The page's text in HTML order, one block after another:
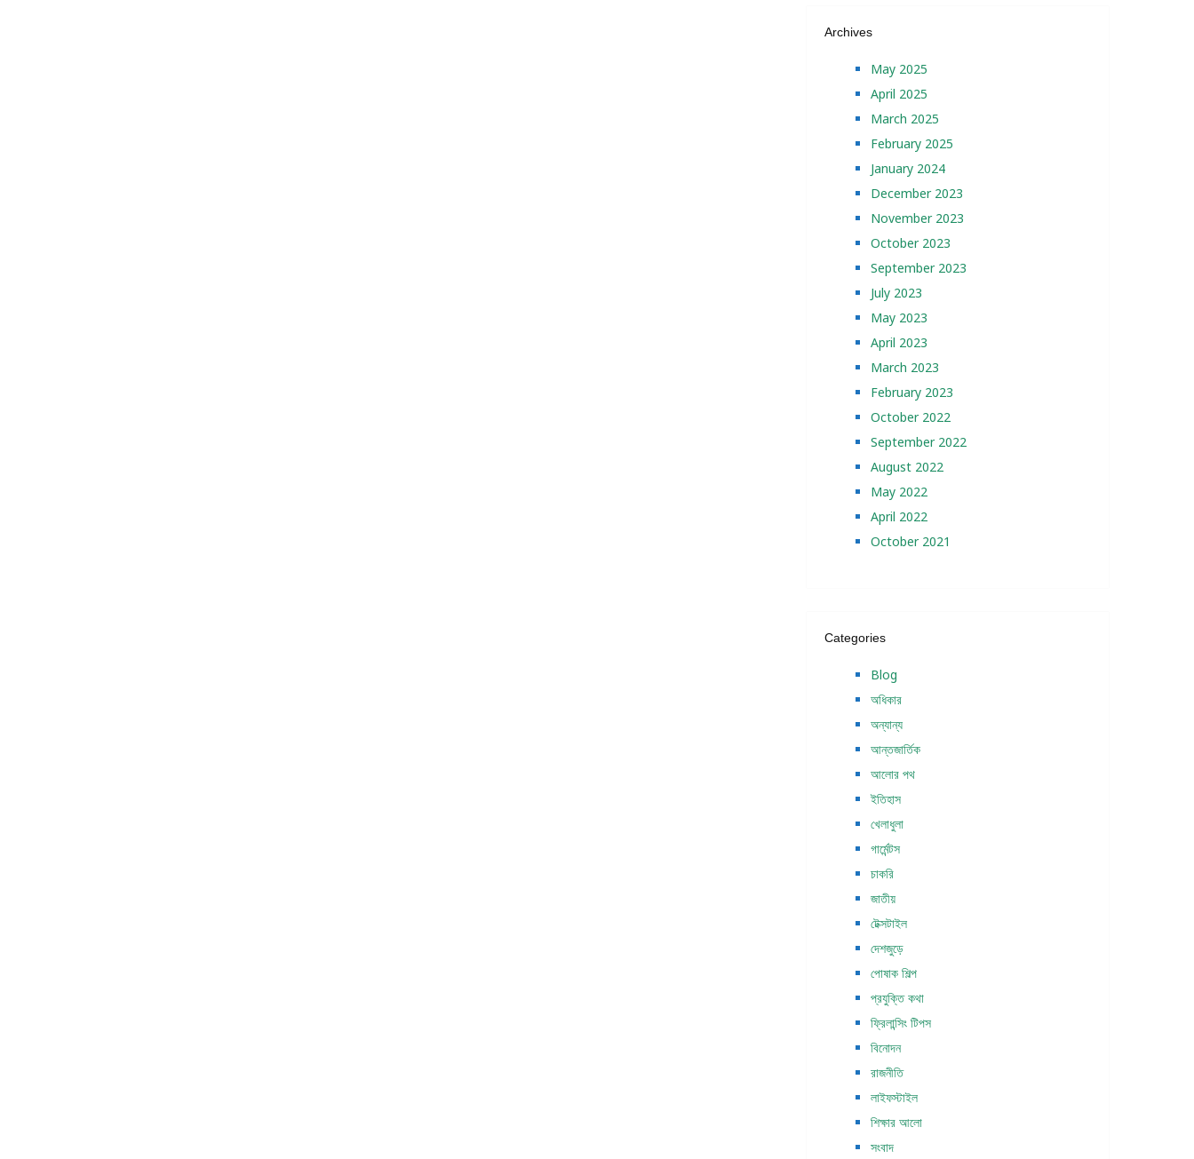
Archives
May 2025
April 2025
March 2025
February 2025
January 2024
December 2023
November 2023
October 2023
September 2023
July 2023
May 2023
April 2023
March 2023
February 2023
October 2022
September 2022
August 2022
May 2022
April 2022
October 2021
Categories
Blog
অধিকার
অন্যান্য
আন্তজার্তিক
আলোর পথ
ইতিহাস
খেলাধুলা
গার্মেন্টস
চাকরি
জাতীয়
টেক্সটাইল
দেশজুড়ে
পোষাক শিল্প
প্রযুক্তি কথা
ফ্রিলান্সিং টিপস
বিনোদন
রাজনীতি
লাইফস্টাইল
শিক্ষার আলো
সংবাদ